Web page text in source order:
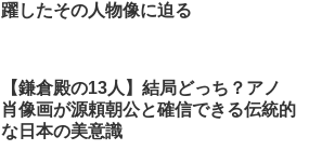
躍したその人物像に迫る
【鎌倉殿の13人】結局どっち？アノ
肖像画が源頼朝公と確信できる伝統的
な日本の美意識